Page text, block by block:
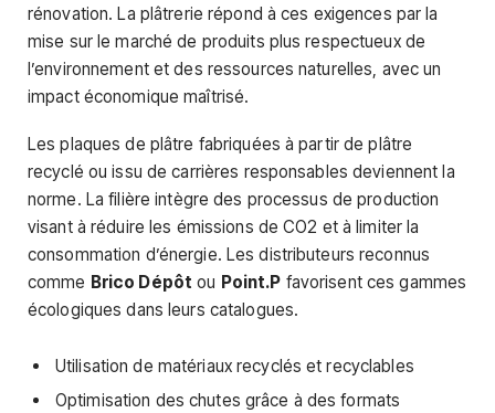
rénovation. La plâtrerie répond à ces exigences par la
mise sur le marché de produits plus respectueux de
l’environnement et des ressources naturelles, avec un
impact économique maîtrisé.
Les plaques de plâtre fabriquées à partir de plâtre
recyclé ou issu de carrières responsables deviennent la
norme. La filière intègre des processus de production
visant à réduire les émissions de CO2 et à limiter la
consommation d’énergie. Les distributeurs reconnus
comme Brico Dépôt ou Point.P favorisent ces gammes
écologiques dans leurs catalogues.
Utilisation de matériaux recyclés et recyclables
Optimisation des chutes grâce à des formats